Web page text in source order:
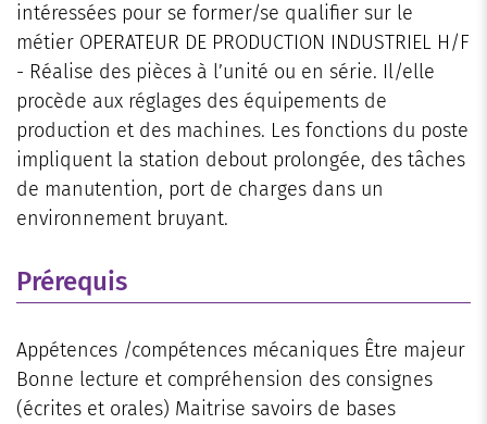
intéressées pour se former/se qualifier sur le
métier OPERATEUR DE PRODUCTION INDUSTRIEL H/F
- Réalise des pièces à l’unité ou en série. Il/elle
procède aux réglages des équipements de
production et des machines. Les fonctions du poste
impliquent la station debout prolongée, des tâches
de manutention, port de charges dans un
environnement bruyant.
Prérequis
Appétences /compétences mécaniques Être majeur
Bonne lecture et compréhension des consignes
(écrites et orales) Maitrise savoirs de bases